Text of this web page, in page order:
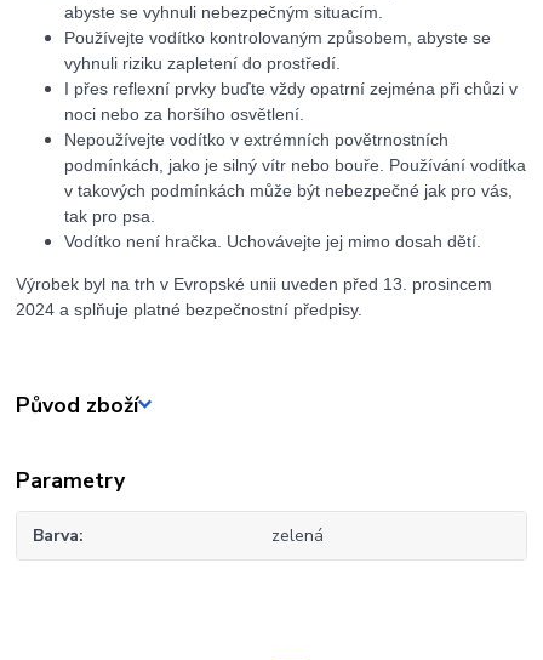
abyste se vyhnuli nebezpečným situacím.
Používejte vodítko kontrolovaným způsobem, abyste se
vyhnuli riziku zapletení do prostředí.
I přes reflexní prvky buďte vždy opatrní zejména při chůzi v
noci nebo za horšího osvětlení.
Nepoužívejte vodítko v extrémních povětrnostních
podmínkách, jako je silný vítr nebo bouře. Používání vodítka
v takových podmínkách může být nebezpečné jak pro vás,
tak pro psa.
Vodítko není hračka. Uchovávejte jej mimo dosah dětí.
Výrobek byl na trh v Evropské unii uveden před 13. prosincem
2024 a splňuje platné bezpečnostní předpisy.
Původ zboží
Parametry
Barva zelená